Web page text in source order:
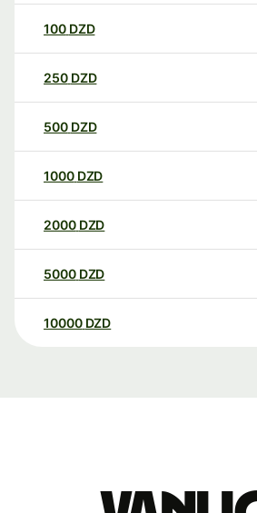
100 DZD
250 DZD
500 DZD
1000 DZD
2000 DZD
5000 DZD
10000 DZD